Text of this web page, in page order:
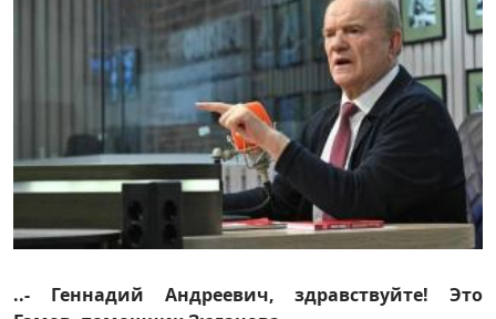
..- Геннадий Андреевич, здравствуйте! Это